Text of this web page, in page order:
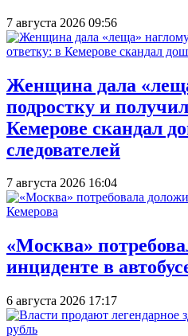
7 августа 2026 09:56
Женщина дала
подростку и
Кемерове скандал
следователей
7 августа 2026 16:04
«Москва»
инциденте в
6 августа 2026 17:17